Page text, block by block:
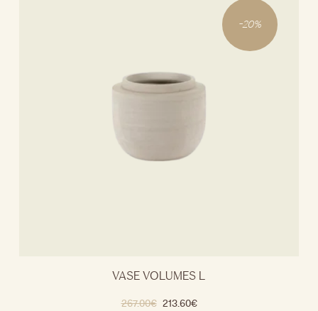
-20%
VASE VOLUMES L
267.00€ 213.60€